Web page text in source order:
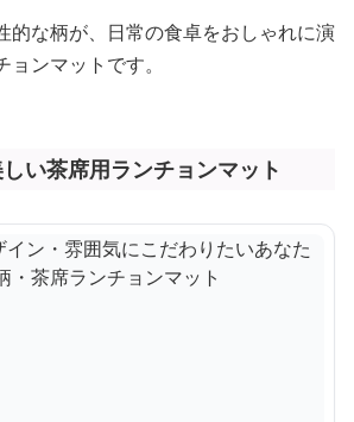
的な柄が、日常の食卓をおしゃれに演
ンマットです。
い茶席用ランチョンマット